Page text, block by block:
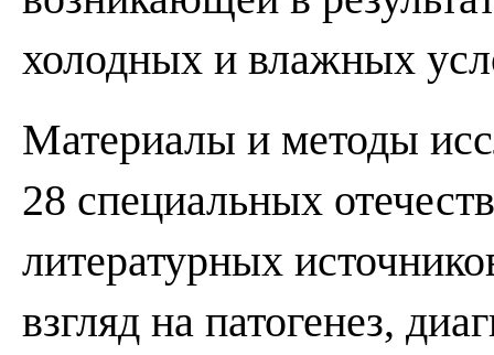
холодных и влажных
Материалы и методы
28 специальных
литературных
взгляд на патогенез,